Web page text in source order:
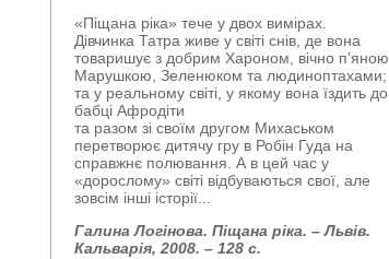
«Піщана ріка» тече у двох вимірах.
Дівчинка Татра живе у світі снів, де вона
товаришує з добрим Хароном, вічно п’яною
Марушкою, Зеленюком та людиноптахами;
та у реальному світі, у якому вона їздить до
бабці Афродіти
та разом зі своїм другом Михаськом
перетворює дитячу гру в Робін Гуда на
справжнє полювання. А в цей час у
«дорослому» світі відбуваються свої, але
зовсім інші історії...
Галина Логінова. Піщана ріка. – Львів.
Кальварія, 2008. – 128 с.